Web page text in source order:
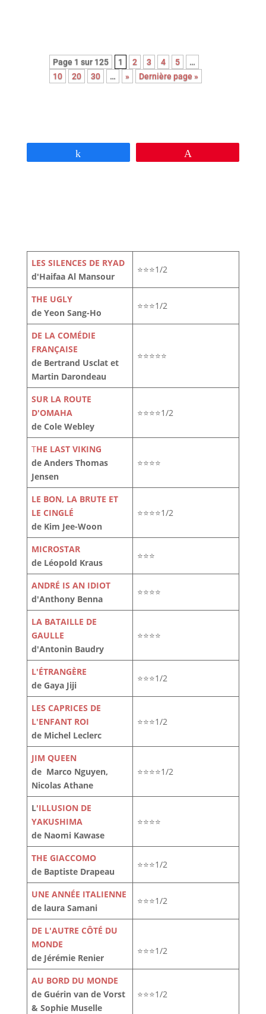
Page 1 sur 125 1 2 3 4 5
…
10
20 30 … » Dernière page »
LES SILENCES DE RYAD
d'Haifaa Al Mansour
⭐⭐⭐1/2
THE UGLY
de Yeon Sang-Ho
⭐⭐⭐1/2
DE LA COMÉDIE
FRANÇAISE
de Bertrand Usclat et
Martin Darondeau
⭐⭐⭐⭐⭐
SUR LA ROUTE
D'OMAHA
de Cole Webley
⭐⭐⭐⭐1/2
THE LAST VIKING
de Anders Thomas
Jensen
⭐⭐⭐⭐
LE BON, LA BRUTE ET
LE CINGLÉ
de Kim Jee-Woon
⭐⭐⭐⭐1/2
MICROSTAR
de Léopold Kraus
⭐⭐⭐
ANDRÉ IS AN IDIOT
d'Anthony Benna
⭐⭐⭐⭐
LA BATAILLE DE
GAULLE
d'Antonin Baudry
⭐⭐⭐⭐
L'ÉTRANGÈRE
de Gaya Jiji
⭐⭐⭐1/2
LES CAPRICES DE
L'ENFANT ROI
de Michel Leclerc
⭐⭐⭐1/2
JIM QUEEN
de Marco Nguyen,
Nicolas Athane
⭐⭐⭐⭐1/2
L'ILLUSION DE
YAKUSHIMA
de Naomi Kawase
⭐⭐⭐⭐
THE GIACCOMO
de Baptiste Drapeau
⭐⭐⭐1/2
UNE ANNÉE ITALIENNE
de laura Samani
⭐⭐⭐1/2
DE L'AUTRE CÔTÉ DU
MONDE
de Jérémie Renier
⭐⭐⭐1/2
AU BORD DU MONDE
de Guérin van de Vorst
& Sophie Muselle
⭐⭐⭐1/2